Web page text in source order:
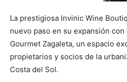
La prestigiosa Invinic Wine
nuevo paso en su expansión
Gourmet Zagaleta, un espacio
propietarios y socios de la
Costa del Sol.